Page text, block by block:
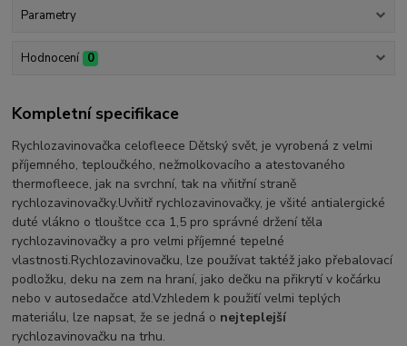
Parametry
Hodnocení 0
Kompletní specifikace
Rychlozavinovačka celofleece Dětský svět, je vyrobená z velmi
příjemného, teploučkého, nežmolkovacího a atestovaného
thermofleece, jak na svrchní, tak na vňitřní straně
rychlozavinovačky.Uvňitř rychlozavinovačky, je všité antialergické
duté vlákno o tlouštce cca 1,5 pro správné držení těla
rychlozavinovačky a pro velmi příjemné tepelné
vlastnosti.Rychlozavinovačku, lze používat taktéž jako přebalovací
podložku, deku na zem na hraní, jako dečku na přikrytí v kočárku
nebo v autosedačce atd.Vzhledem k použiťí velmi teplých
materiálu, lze napsat, že se jedná o nejteplejší
rychlozavinovačku na trhu.